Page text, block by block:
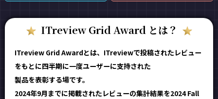
ITreview Grid Award とは？
ITreview Grid Awardとは、ITreviewで投稿されたレビュー
をもとに四半期に一度ユーザーに支持された
製品を表彰する場です。
2024年9月までに掲載されたレビューの集計結果を2024 Fall